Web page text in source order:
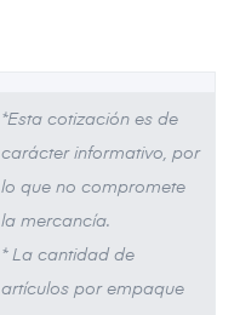
*Esta cotización es de
carácter informativo, por
lo que no compromete
la mercancía.
* La cantidad de
artículos por empaque